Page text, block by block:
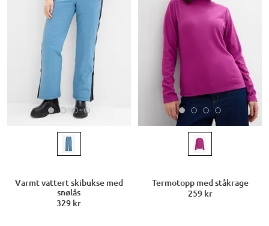
Varmt vattert skibukse med
snølås
329 kr
Termotopp med ståkrage
259 kr